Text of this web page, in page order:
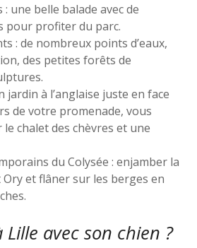
: une belle balade avec de
pour profiter du parc.
: de nombreux points d’eaux,
des petites forêts de
jardin à l’anglaise juste en face
de votre promenade, vous
chalet des chèvres et une
du Colysée : enjamber la
et flâner sur les berges en
avec son chien ?